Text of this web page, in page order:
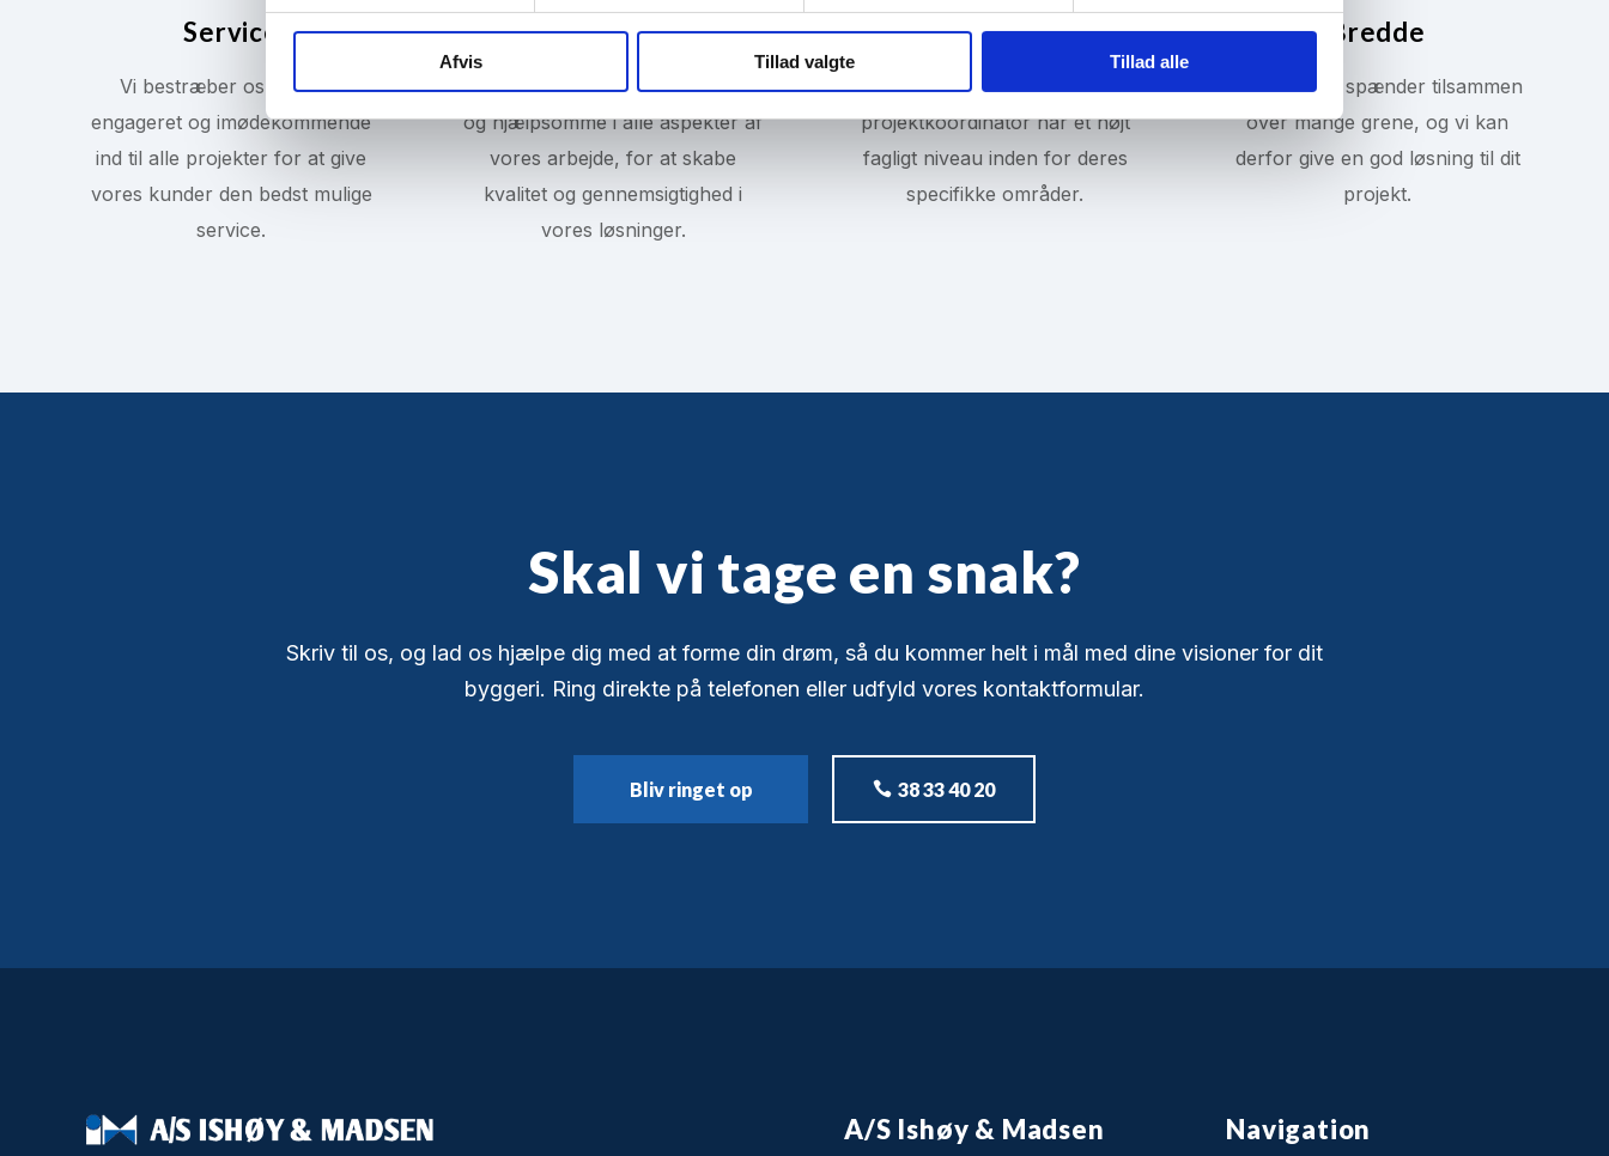
k
v
g
Afvis Tillad valgte Tillad alle
Service
Vi bestræber os på at gå
engageret og imødekommende
ind til alle projekter for at give
vores kunder den bedst mulige
service.
Ordentlighed
Vi vægter højt at være ordentlige
og hjælpsomme i alle aspekter af
vores arbejde, for at skabe
kvalitet og gennemsigtighed i
vores løsninger.
Faglighed
Vores ingeniører og
projektkoordinator har et højt
fagligt niveau inden for deres
specifikke områder.
Bredde
Vores viden spænder tilsammen
over mange grene, og vi kan
derfor give en god løsning til dit
projekt.
Skal vi tage en snak?
Skriv til os, og lad os hjælpe dig med at forme din drøm, så du kommer helt i mål med dine visioner for dit
byggeri. Ring direkte på telefonen eller udfyld vores kontaktformular.
Bliv ringet op 38 33 40 20
A/S Ishøy & Madsen Navigation